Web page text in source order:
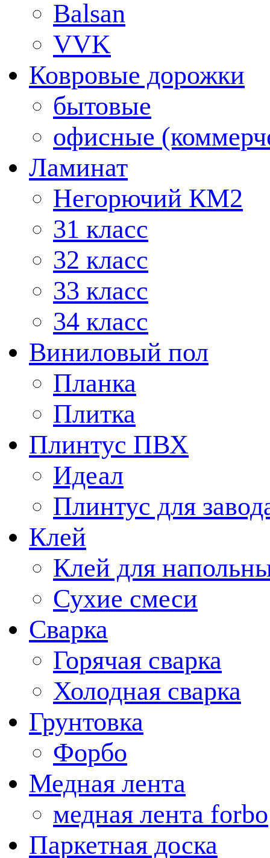
Balsan
VVK
Ковровые дорожки
бытовые
офисные
Ламинат
Негорючий КМ2
31 класс
32 класс
33 класс
34 класс
Виниловый пол
Планка
Плитка
Плинтус ПВХ
Идеал
Плинтус для
Клей
Клей для
Сухие смеси
Сварка
Горячая сварка
Холодная сварка
Грунтовка
Форбо
Медная лента
медная лента forbo
Паркетная доска